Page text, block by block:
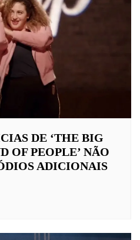
DE ‘THE BIG
OF PEOPLE’ NÃO
ADICIONAIS